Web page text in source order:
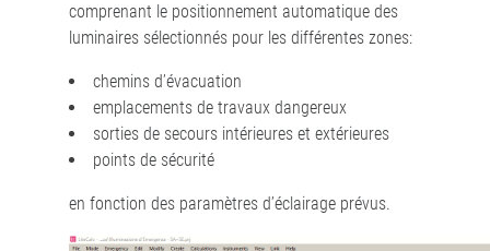
comprenant le positionnement automatique des
luminaires sélectionnés pour les différentes zones:
chemins d’évacuation
emplacements de travaux dangereux
sorties de secours intérieures et extérieures
points de sécurité
en fonction des paramètres d’éclairage prévus.